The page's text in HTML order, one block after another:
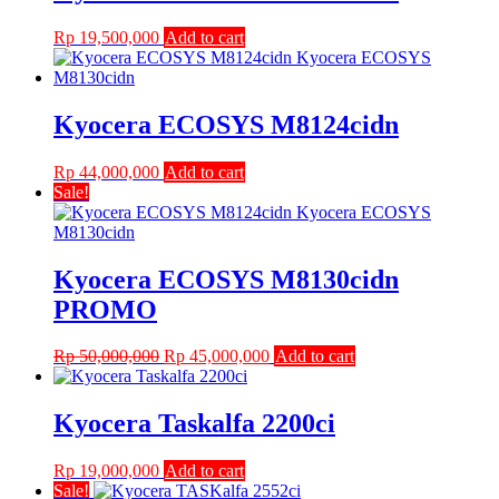
Rp 19,500,000 Add to cart
Kyocera ECOSYS M8124cidn
Rp 44,000,000 Add to cart
Sale!
Kyocera ECOSYS M8130cidn
PROMO
Rp50,000,000 Original
price
Rp 50,000,000.
Rp 45,000,000Current
Rp 45,000,000.
Add to cart
Kyocera Taskalfa 2200ci
Rp 19,000,000 Add to cart
Sale!